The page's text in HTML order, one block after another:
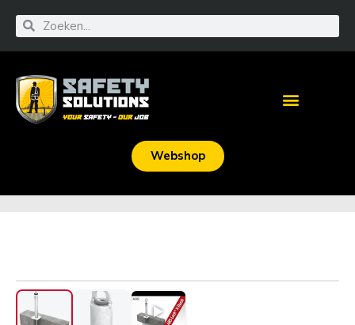
Webshop
‹ ›